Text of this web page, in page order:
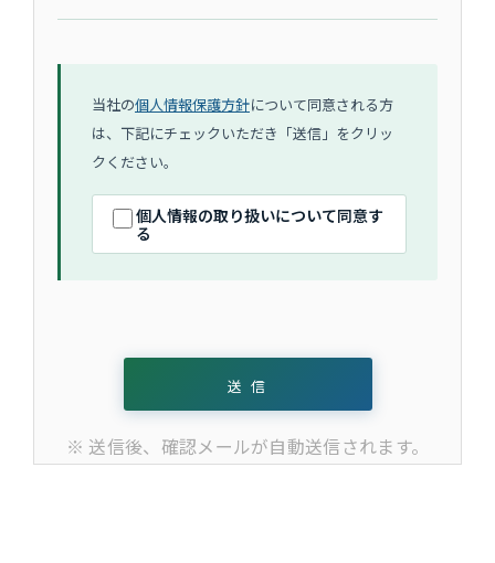
当社の個人情報保護方針について同意される方
は、下記にチェックいただき「送信」をクリッ
クください。
個人情報の取り扱いについて同意す
る
※ 送信後、確認メールが自動送信されます。